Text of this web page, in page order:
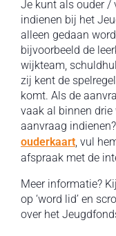
Je kunt als ouder /
indienen bij het
alleen gedaan
bijvoorbeeld de
wijkteam,
zij kent de
komt. Als de
vaak al binnen drie
aanvraag
ouderkaart, vul
afspraak met de
Meer informatie?
op ‘word lid’ en
over het